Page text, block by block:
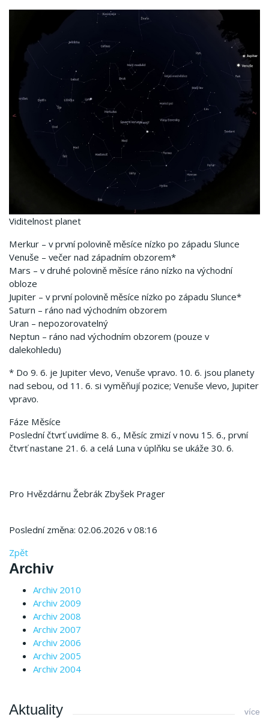
Viditelnost planet
Merkur – v první polovině měsíce nízko po západu Slunce
Venuše – večer nad západním obzorem*
Mars – v druhé polovině měsíce ráno nízko na východní
obloze
Jupiter – v první polovině měsíce nízko po západu Slunce*
Saturn – ráno nad východním obzorem
Uran – nepozorovatelný
Neptun – ráno nad východním obzorem (pouze v
dalekohledu)
* Do 9. 6. je Jupiter vlevo, Venuše vpravo. 10. 6. jsou planety
nad sebou, od 11. 6. si vyměňují pozice; Venuše vlevo, Jupiter
vpravo.
Fáze Měsíce
Poslední čtvrť uvidíme 8. 6., Měsíc zmizí v novu 15. 6., první
čtvrť nastane 21. 6. a celá Luna v úplňku se ukáže 30. 6.
Pro Hvězdárnu Žebrák Zbyšek Prager
Poslední změna: 02.06.2026 v 08:16
Zpět
Archiv
Archiv 2010
Archiv 2009
Archiv 2008
Archiv 2007
Archiv 2006
Archiv 2005
Archiv 2004
Aktuality více